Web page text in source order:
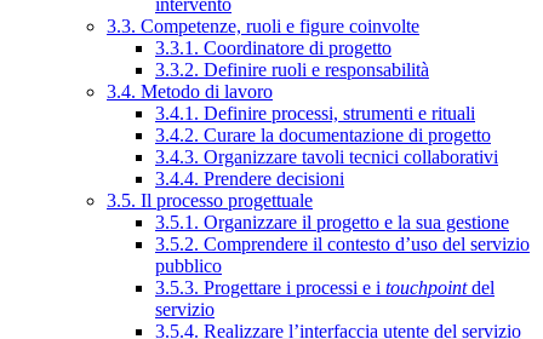
intervento
3.3. Competenze, ruoli e figure coinvolte
3.3.1. Coordinatore di progetto
3.3.2. Definire ruoli e responsabilità
3.4. Metodo di lavoro
3.4.1. Definire processi, strumenti e rituali
3.4.2. Curare la documentazione di progetto
3.4.3. Organizzare tavoli tecnici collaborativi
3.4.4. Prendere decisioni
3.5. Il processo progettuale
3.5.1. Organizzare il progetto e la sua gestione
3.5.2. Comprendere il contesto d’uso del servizio
pubblico
3.5.3. Progettare i processi e i touchpointdel
servizio
3.5.4. Realizzare l’interfaccia utente del servizio